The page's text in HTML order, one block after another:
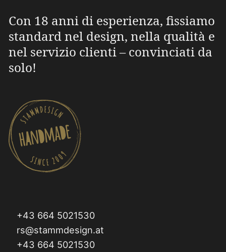
Con 18 anni di esperienza, fissiamo
standard nel design, nella qualità e
nel servizio clienti – convinciati da
solo!
+43 664 5021530
rs@stammdesign.at
+43 664 5021530